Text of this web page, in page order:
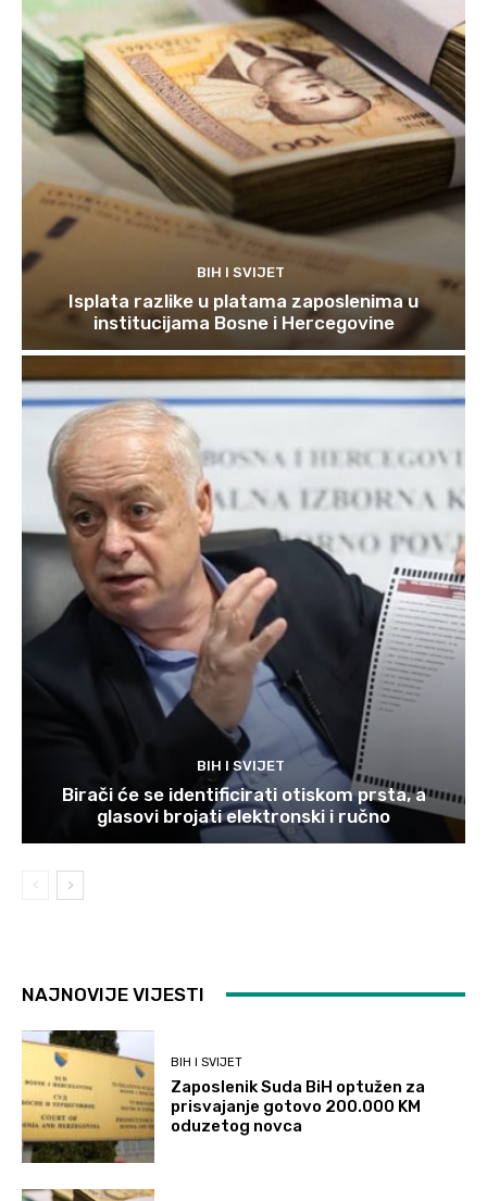
BIH I SVIJET
Isplata razlike u platama zaposlenima u
institucijama Bosne i Hercegovine
BIH I SVIJET
Birači će se identificirati otiskom prsta, a
glasovi brojati elektronski i ručno
NAJNOVIJE VIJESTI
BIH I SVIJET
Zaposlenik Suda BiH optužen za
prisvajanje gotovo 200.000 KM
oduzetog novca